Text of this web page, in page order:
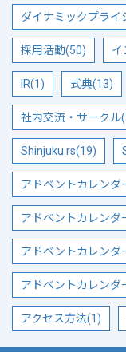
ダイナミックプライ
採用活動(50) イ
IR(1) 式典(13)
社内交流・サークル
Shinjuku.rs(19)
アドベントカレンダ
アドベントカレンダ
アドベントカレンダ
アドベントカレンダ
アクセス方法(1)